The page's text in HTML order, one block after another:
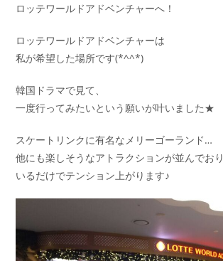
ロッテワールドアドベンチャーへ！
ロッテワールドアドベンチャーは
私が希望した場所です(*^^*)
韓国ドラマで見て、
一度行ってみたいという願いが叶いました★
スケートリンクに有名なメリーゴーランド…
他にも楽しそうなアトラクションが並んでおり
いるだけでテンション上がります♪